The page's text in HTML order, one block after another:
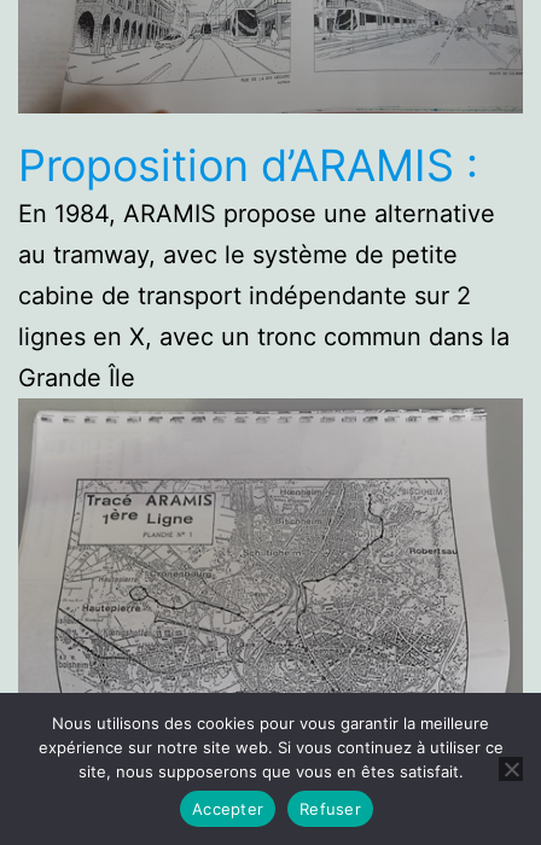
Proposition d’ARAMIS :
En 1984, ARAMIS propose une alternative
au tramway, avec le système de petite
cabine de transport indépendante sur 2
lignes en X, avec un tronc commun dans la
Grande Île
Mode sombre :
Nous utilisons des cookies pour vous garantir la meilleure
expérience sur notre site web. Si vous continuez à utiliser ce
site, nous supposerons que vous en êtes satisfait.
Accepter
Refuser